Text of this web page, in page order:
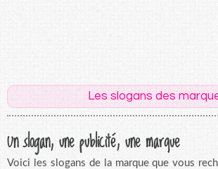
Les slogans des
Un slogan, une publicité, une marque
Voici les slogans de la marque que vous